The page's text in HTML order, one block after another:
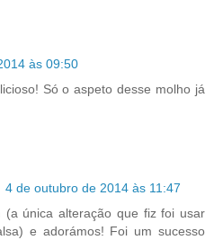
às 09:50
Só o aspeto desse molho já
4 de outubro de 2014 às 11:47
(a única alteração que fiz foi usar
e adorámos! Foi um sucesso